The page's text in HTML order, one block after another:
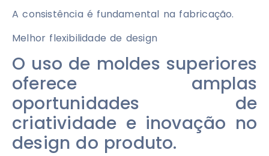
A consistência é fundamental na fabricação.
Melhor flexibilidade de design
O uso de moldes superiores
oferece amplas
oportunidades de
criatividade e inovação no
design do produto.